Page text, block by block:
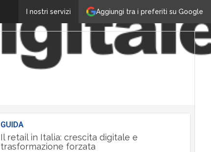
Aggiungi tra i preferiti su Google
I nostri servizi
GUIDA
Il retail in Italia: crescita digitale e
trasformazione forzata